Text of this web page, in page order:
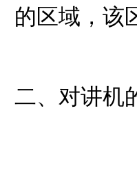
的区域，该
二、对讲机